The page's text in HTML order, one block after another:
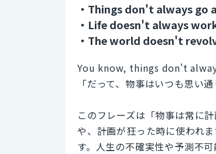
・Things don't always go
・Life doesn't always
・The world doesn't
You know, things don't
「だって、物事はいつも思い
このフレーズは「物事は常に
や、計画が狂った時に使われ
す。人生の不確実性や予測不